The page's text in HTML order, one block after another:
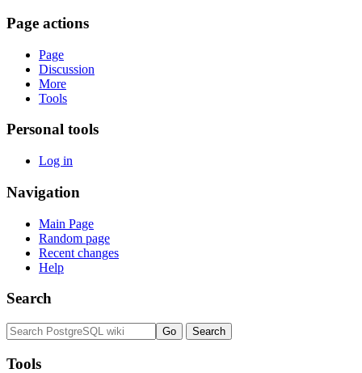
Page actions
Page
Discussion
More
Tools
Personal tools
Log in
Navigation
Main Page
Random page
Recent changes
Help
Search
Tools